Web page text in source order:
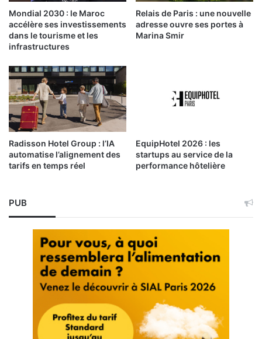
Mondial 2030 : le Maroc
accélère ses investissements
dans le tourisme et les
infrastructures
Relais de Paris : une nouvelle
adresse ouvre ses portes à
Marina Smir
Radisson Hotel Group : l’IA
automatise l’alignement des
tarifs en temps réel
EquipHotel 2026 : les
startups au service de la
performance hôtelière
PUB